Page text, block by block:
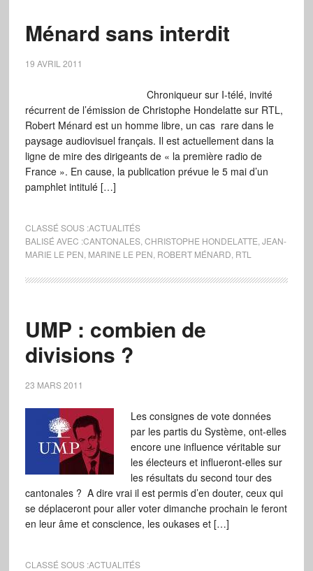
Ménard sans interdit
19 AVRIL 2011
Chroniqueur sur I-télé, invité
récurrent de l’émission de Christophe Hondelatte sur RTL,
Robert Ménard est un homme libre, un cas rare dans le
paysage audiovisuel français. Il est actuellement dans la
ligne de mire des dirigeants de « la première radio de
France ». En cause, la publication prévue le 5 mai d’un
pamphlet intitulé […]
CLASSÉ SOUS :ACTUALITÉS
BALISÉ AVEC :CANTONALES, CHRISTOPHE HONDELATTE JEAN-
MARIE LE PEN MARINE LE PEN ROBERT MÉNARD RTL
UMP : combien de
divisions ?
23 MARS 2011
Les consignes de vote données
par les partis du Système, ont-elles
encore une influence véritable sur
les électeurs et influeront-elles sur
les résultats du second tour des
cantonales ? A dire vrai il est permis d’en douter, ceux qui
se déplaceront pour aller voter dimanche prochain le feront
en leur âme et conscience, les oukases et […]
CLASSÉ SOUS :ACTUALITÉS